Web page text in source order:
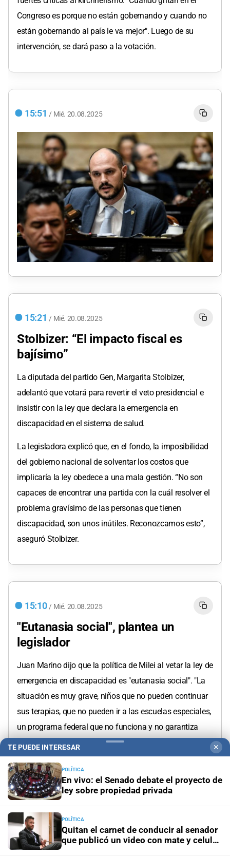
Congreso es porque no están gobernando y cuando no
están gobernando al país le va mejor". Luego de su
intervención, se dará paso a la votación.
15:51 / Mié. 20.08.2025
15:21 / Mié. 20.08.2025
Stolbizer: “El impacto fiscal es
bajísimo”
La diputada del partido Gen, Margarita Stolbizer,
adelantó que votará para revertir el veto presidencial e
insistir con la ley que declara la emergencia en
discapacidad en el sistema de salud.
La legisladora explicó que, en el fondo, la imposibilidad
del gobierno nacional de solventar los costos que
implicaría la ley obedece a una mala gestión. “No son
capaces de encontrar una partida con la cuál resolver el
problema gravísimo de las personas que tienen
discapacidad, son unos inútiles. Reconozcamos esto”,
aseguró Stolbizer.
15:10 / Mié. 20.08.2025
"Eutanasia social", plantea un
legislador
Juan Marino dijo que la política de Milei al vetar la ley de
emergencia en discapacidad es "eutanasia social". "La
situación es muy grave, niños que no pueden continuar
sus terapias, que no pueden ir a las escuelas especiales,
un programa federal que no funciona y no garantiza
medicamentos (...) Está en juego el derecho a la vida y
la salud de las personas con discapacidad producto de
una política de auténtica eutanasia social de este
desgobierno de Milei", sostuvo Marino.
TE PUEDE INTERESAR ✕
POLÍTICA
En vivo: el Senado debate el proyecto de
ley sobre propiedad privada
POLÍTICA
Quitan el carnet de conducir al senador
que publicó un video con mate y celular